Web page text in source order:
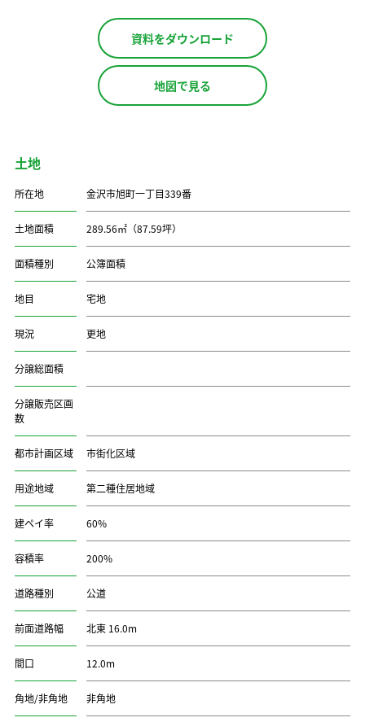
資料をダウンロード
地図で見る
土地
所在地 金沢市旭町一丁目339番
土地面積 289.56㎡（87.59坪）
面積種別 公簿面積
地目 宅地
現況 更地
分譲総面積
分譲販売区画
数
都市計画区域 市街化区域
用途地域 第二種住居地域
建ペイ率 60%
容積率 200%
道路種別 公道
前面道路幅 北東 16.0m
間口 12.0m
角地/非角地 非角地